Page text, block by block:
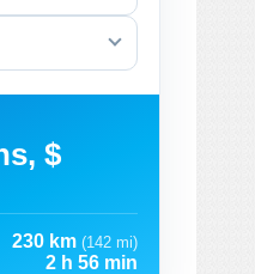
$
230 km (142 mi)
2 h 56 min